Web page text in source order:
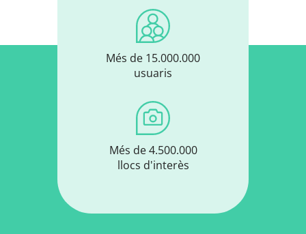
Més de 15.000.000
usuaris
Més de 4.500.000
llocs d'interès